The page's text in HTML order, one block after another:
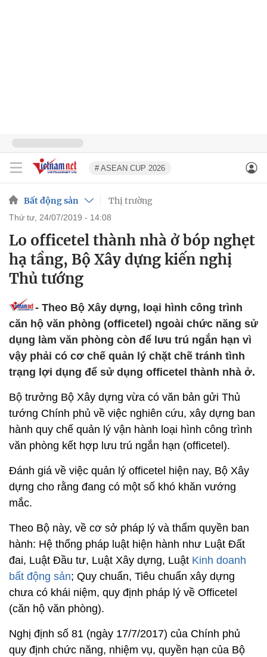
# ASEAN CUP 2026
Bất động sản Thị trường
thứ tư, 24/07/2019 - 14:08
Lo officetel thành nhà ở bóp nghẹt
hạ tầng, Bộ Xây dựng kiến nghị
Thủ tướng
- Theo Bộ Xây dựng, loại hình công trình
căn hộ văn phòng (officetel) ngoài chức năng sử
dụng làm văn phòng còn để lưu trú ngắn hạn vì
vậy phải có cơ chế quản lý chặt chẽ tránh tình
trạng lợi dụng để sử dụng officetel thành nhà ở.
Bộ trưởng Bộ Xây dựng vừa có văn bản gửi Thủ
tướng Chính phủ về việc nghiên cứu, xây dựng ban
hành quy chế quản lý vận hành loại hình công trình
văn phòng kết hợp lưu trú ngắn hạn (officetel).
Đánh giá về việc quản lý officetel hiện nay, Bộ Xây
dựng cho rằng đang có một số khó khăn vướng
mắc.
Theo Bộ này, về cơ sở pháp lý và thẩm quyền ban
hành: Hệ thống pháp luật hiện hành như Luật Đất
đai, Luật Đầu tư, Luật Xây dựng, Luật Kinh doanh
bất động sản; Quy chuẩn, Tiêu chuẩn xây dựng
chưa có khái niệm, quy định pháp lý về Officetel
(căn hộ văn phòng).
Nghị định số 81 (ngày 17/7/2017) của Chính phủ
quy định chức năng, nhiệm vụ, quyền hạn của Bộ